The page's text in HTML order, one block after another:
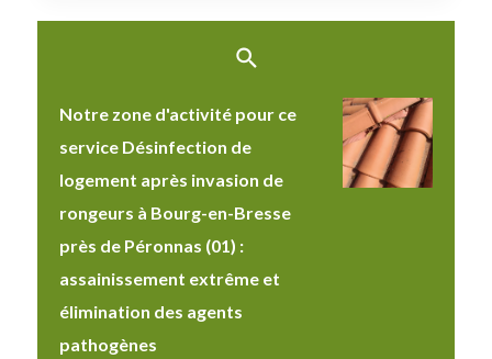
Notre zone d'activité pour ce
service Désinfection de
logement après invasion de
rongeurs à Bourg-en-Bresse
près de Péronnas (01) :
assainissement extrême et
élimination des agents
pathogènes